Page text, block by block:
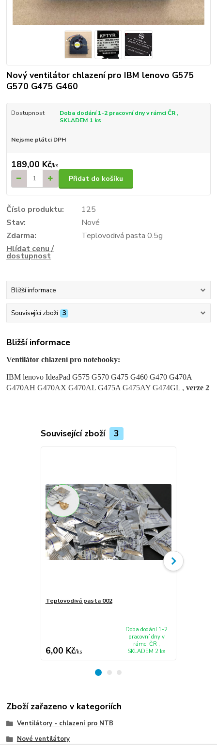
Nový ventilátor chlazení pro IBM lenovo G575
G570 G475 G460
Dostupnost
Doba dodání 1-2 pracovní dny v rámci ČR ,
SKLADEM 1 ks
Nejsme plátci DPH
189,00 Kč/ks
Přidat do košíku
Číslo produktu:
125
Stav:
Nové
Zdarma:
Teplovodivá pasta 0.5g
Hlídat cenu /
dostupnost
Bližší informace
Související zboží 3
Bližší informace
Ventilátor chlazení pro notebooky:
IBM lenovo IdeaPad G575 G570 G475 G460 G470 G470A
G470AH G470AX G470AL G475A G475AY G474GL ,verze 2
Související zboží 3
Teplovodivá pasta 002
6,00 Kč/ks
Doba dodání 1-2
pracovní dny v
rámci ČR ,
SKLADEM 2 ks
Zboží zařazeno v kategoriích
Ventilátory - chlazení pro NTB
Nové ventilátory